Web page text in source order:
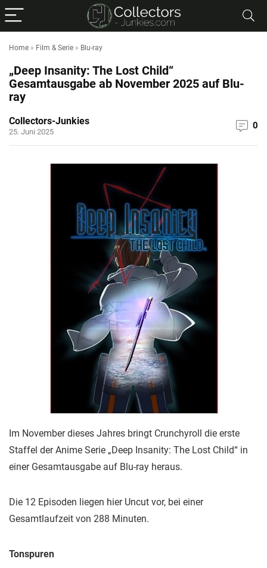
Home » Film & Serie » Blu-ray
„Deep Insanity: The Lost Child“
Gesamtausgabe ab November 2025 auf Blu-
ray
Collectors-Junkies
25. Juni 2025
0
Im November dieses Jahres bringt Crunchyroll die erste
Staffel der Anime Serie „Deep Insanity: The Lost Child“ in
einer Gesamtausgabe auf Blu-ray heraus.
Die 12 Episoden liegen hier Uncut vor, bei einer
Gesamtlaufzeit von 288 Minuten.
Tonspuren